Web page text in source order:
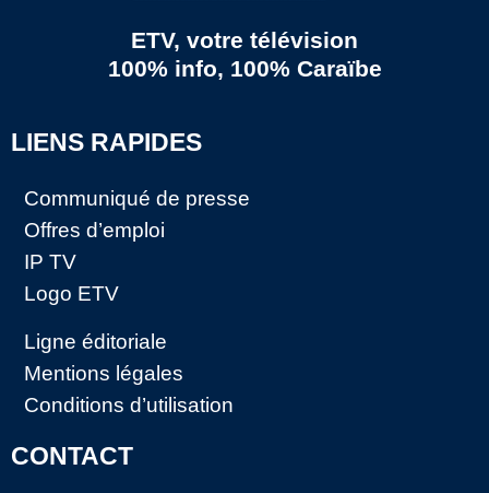
ETV, votre télévision
100% info, 100% Caraïbe
LIENS RAPIDES
Communiqué de presse
Offres d’emploi
IP TV
Logo ETV
Ligne éditoriale
Mentions légales
Conditions d’utilisation
CONTACT